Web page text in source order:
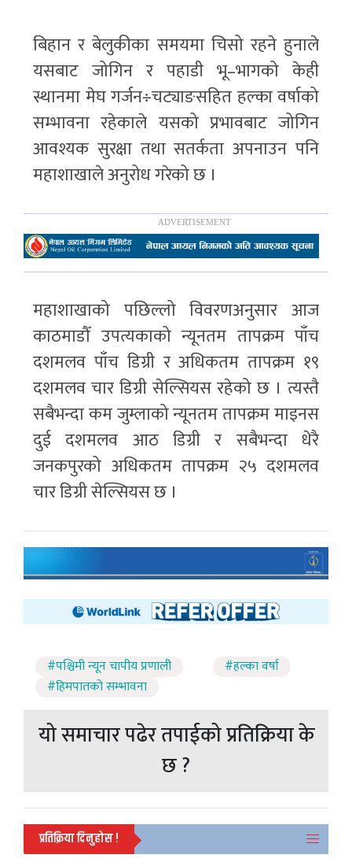
बिहान र बेलुकीका समयमा चिसो रहने हुनाले
यसबाट जोगिन र पहाडी भू–भागको केही
स्थानमा मेघ गर्जन÷चट्याङसहित हल्का वर्षाको
सम्भावना रहेकाले यसको प्रभावबाट जोगिन
आवश्यक सुरक्षा तथा सतर्कता अपनाउन पनि
महाशाखाले अनुरोध गरेको छ ।
महाशाखाको पछिल्लो विवरणअनुसार आज
काठमाडौँ उपत्यकाको न्यूनतम तापक्रम पाँच
दशमलव पाँच डिग्री र अधिकतम तापक्रम १९
दशमलव चार डिग्री सेल्सियस रहेको छ । त्यस्तै
सबैभन्दा कम जुम्लाको न्यूनतम तापक्रम माइनस
दुई दशमलव आठ डिग्री र सबैभन्दा धेरै
जनकपुरको अधिकतम तापक्रम २५ दशमलव
चार डिग्री सेल्सियस छ ।
#पश्चिमी न्यून चापीय प्रणाली
#हल्का वर्षा
#हिमपातको सम्भावना
यो समाचार पढेर तपाईको प्रतिक्रिया के
छ ?
प्रतिक्रिया दिनुहोस !